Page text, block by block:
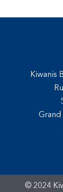
Kiwanis
© 2024